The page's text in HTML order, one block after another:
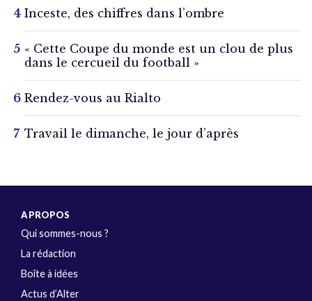
Inceste, des chiffres dans l’ombre
« Cette Coupe du monde est un clou de plus
dans le cercueil du football »
Rendez-vous au Rialto
Travail le dimanche, le jour d’après
A PROPOS
Qui sommes-nous ?
La rédaction
Boîte à idées
Actus d’Alter